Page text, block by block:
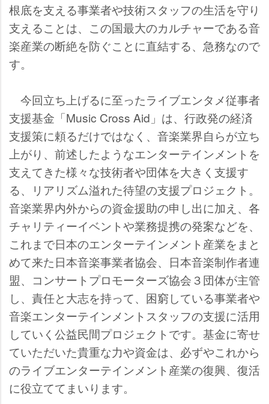
根底を支える事業者や技術スタッフの生活を守り
支えることは、この国最大のカルチャーである音
楽産業の断絶を防ぐことに直結する、急務なので
す。
今回立ち上げるに至ったライブエンタメ従事者
支援基金「Music Cross Aid」は、行政発の経済
支援策に頼るだけではなく、音楽業界自らが立ち
上がり、前述したようなエンターテインメントを
支えてきた様々な技術者や団体を大きく支援す
る、リアリズム溢れた待望の支援プロジェクト。
音楽業界内外からの資金援助の申し出に加え、各
チャリティーイベントや業務提携の発案などを、
これまで日本のエンターテインメント産業をまと
めて来た日本音楽事業者協会、日本音楽制作者連
盟、コンサートプロモーターズ協会３団体が主管
し、責任と大志を持って、困窮している事業者
音楽エンターテインメントスタッフの支援に活用
していく公益民間プロジェクトです。基金に寄せ
ていただいた貴重な力や資金は、必ずやこれから
のライブエンターテインメント産業の復興、復活
に役立ててまいります。